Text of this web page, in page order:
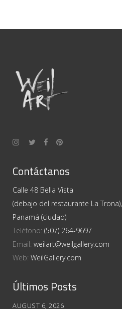
Contáctanos
Calle 48 Bella Vista
(debajo del restaurante La Trona),
Panamá (ciudad)
Teléfono: (507) 264-9697
Email: weilart@weilgallery.com
Web: WeilGallery.com
Últimos Posts
AUGUST 6, 2026